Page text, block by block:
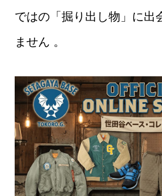
ではの「掘り出し物」に出
ません